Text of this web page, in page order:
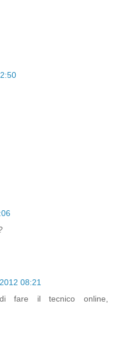
08:21
fare il tecnico online,